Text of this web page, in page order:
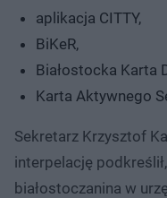
aplikacja CITTY,
BiKeR,
Białostocka Karta
Karta Aktywnego
Sekretarz Krzysztof
interpelację
białostoczanina w